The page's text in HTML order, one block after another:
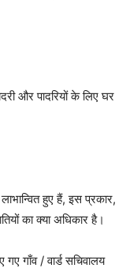
और पादरियों के लिए घर
हुए हैं, इस प्रकार,
का क्या अधिकार है।
गाँव / वार्ड सचिवालय